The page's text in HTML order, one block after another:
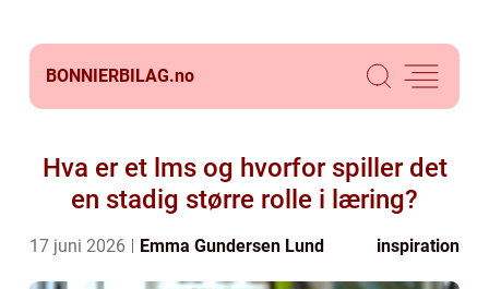
BONNIERBILAG.no
Hva er et lms og hvorfor spiller det
en stadig større rolle i læring?
17 juni 2026 Emma Gundersen Lund inspiration